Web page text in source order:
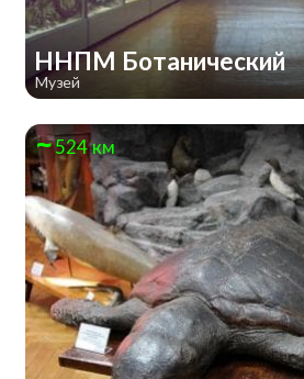
ННПМ Ботанический
Музей
524 км